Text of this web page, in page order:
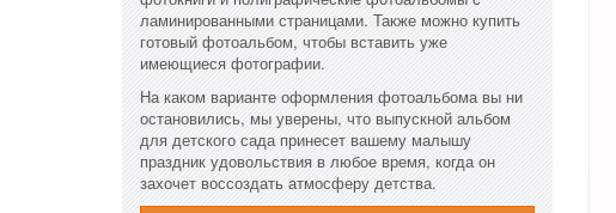
ламинированными страницами. Также можно купить
готовый фотоальбом, чтобы вставить уже
имеющиеся фотографии.
На каком варианте оформления фотоальбома вы ни
остановились, мы уверены, что выпускной альбом
для детского сада принесет вашему малышу
праздник удовольствия в любое время, когда он
захочет воссоздать атмосферу детства.